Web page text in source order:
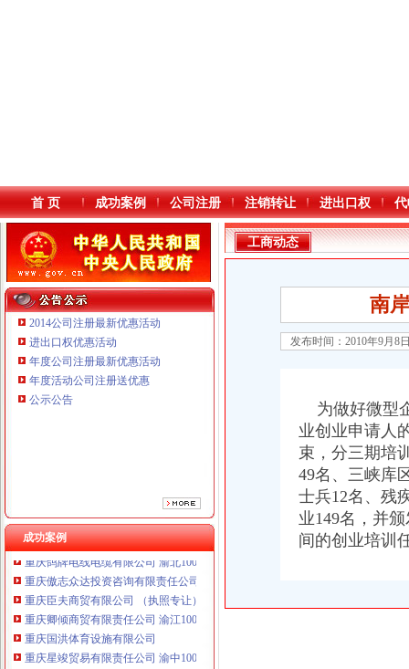
本站导航
首 页 成功案例 公司注册 注销转让 进出口权
2014公司注册最新优惠活动
进出口权优惠活动
年度公司注册最新优惠活动
年度活动公司注册送优惠
公示公告
成功案例
重庆鸽牌电线电缆有限公司 渝北10010万 (进出口权)
重庆傲志众达投资咨询有限责任公司 渝九1000万 （增资）
重庆臣夫商贸有限公司 （执照专让）
重庆卿倾商贸有限责任公司 渝江100万 （工商注册）
重庆国洪体育设施有限公司
重庆星竣贸易有限责任公司 渝中100万 （进出口权）
重庆海谛升进出口贸易有限公司 渝北100万 （进出口权）
工商动态
南
发布时间：2010年9月8
为做好微型
业创业申请人
束，分三期培
49名、三峡库
士兵12名、残
业149名，并
间的创业培训